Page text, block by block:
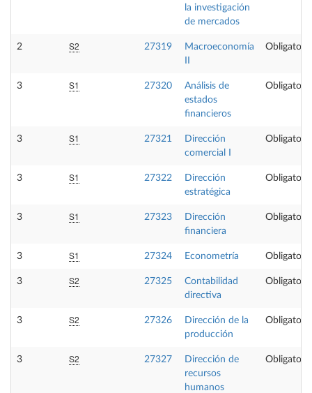
la investigación
de mercados
2 S2 27319
Macroeconomía
Obligatoria
3 S1 27320
Análisis de
estados
financieros
Obligatoria
3 S1 27321
Dirección
comercial I
Obligatoria
3 S1 27322
Dirección
estratégica
Obligatoria
3 S1 27323
Dirección
financiera
Obligatoria
3 S1 27324 Econometría Obligatoria
3 S2 27325
Contabilidad
directiva
Obligatoria
3 S2 27326
Dirección de la
producción
Obligatoria
3 S2 27327
Dirección de
recursos
humanos
Obligatoria